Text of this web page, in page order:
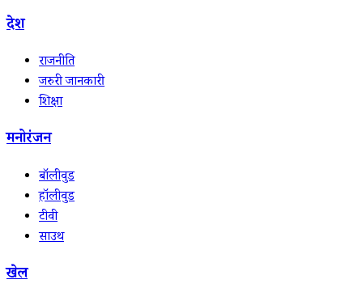
देश
राजनीति
जरुरी जानकारी
शिक्षा
मनोरंजन
बॉलीवुड
हॉलीवुड
टीवी
साउथ
खेल